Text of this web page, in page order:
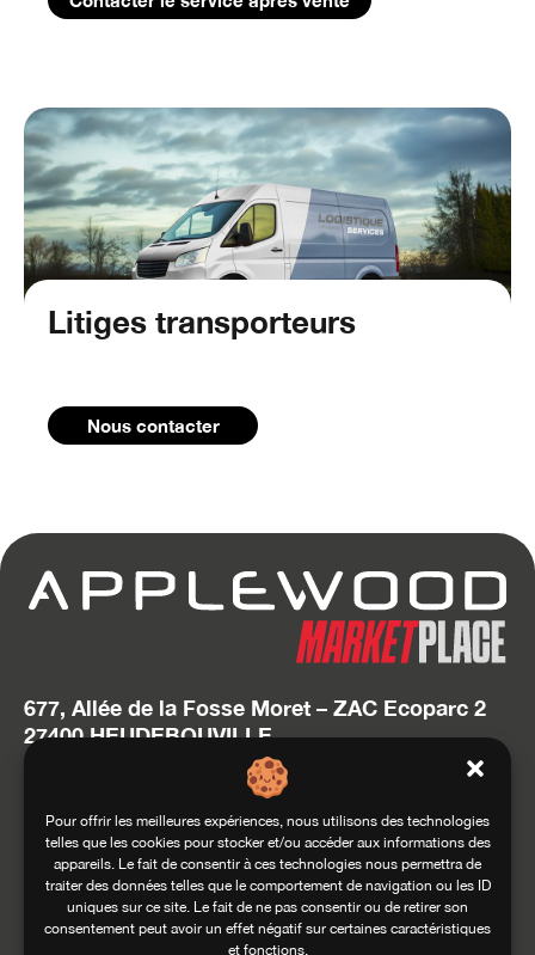
Pour offrir les meilleures expériences, nous utilisons des technologies
telles que les cookies pour stocker et/ou accéder aux informations des
appareils. Le fait de consentir à ces technologies nous permettra de
traiter des données telles que le comportement de navigation ou les ID
uniques sur ce site. Le fait de ne pas consentir ou de retirer son
consentement peut avoir un effet négatif sur certaines caractéristiques
et fonctions.
Litiges transporteurs
Nous contacter
677, Allée de la Fosse Moret – ZAC Ecoparc 2
27400 HEUDEBOUVILLE
hello@applewood.fr
Accédez au site Squadra Group